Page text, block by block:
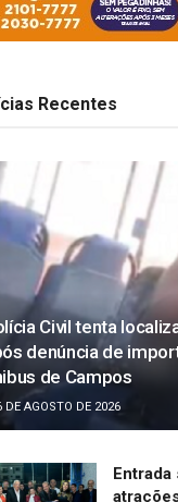
Recentes
Civil tenta
denúncia de
de Campos
DE AGOSTO DE 2026
Entrada